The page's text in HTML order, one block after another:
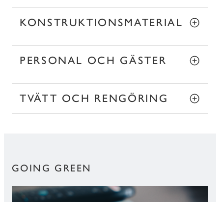
KONSTRUKTIONSMATERIAL
PERSONAL OCH GÄSTER
TVÄTT OCH RENGÖRING
GOING GREEN